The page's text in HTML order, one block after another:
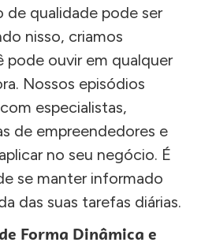
qualidade pode ser
nisso, criamos
pode ouvir em qualquer
Nossos episódios
especialistas,
de empreendedores e
no seu negócio. É
se manter informado
das suas tarefas diárias.
Forma Dinâmica e